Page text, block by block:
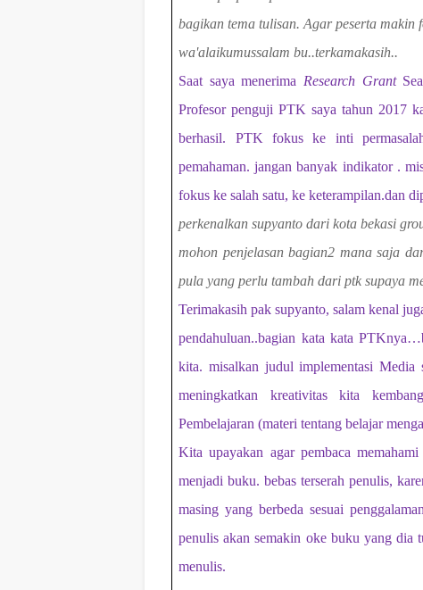
bagikan tema tulisan. Agar peserta makin
wa'alaikumussalam bu..terkamakasih..
Saat saya menerima Research Grant
Profesor penguji PTK saya tahun 2017
berhasil. PTK fokus ke inti
pemahaman. jangan banyak indikator .
fokus ke salah satu, ke keterampilan.dan
perkenalkan supyanto dari kota bekasi
mohon penjelasan bagian2 mana saja
pula yang perlu tambah dari ptk supaya
Terimakasih pak supyanto, salam kenal
pendahuluan..bagian kata kata
kita. misalkan judul implementasi Media
meningkatkan kreativitas kita
Pembelajaran (materi tentang belajar
Kita upayakan agar pembaca
menjadi buku. bebas terserah penulis,
masing yang berbeda sesuai
penulis akan semakin oke buku yang dia
menulis.